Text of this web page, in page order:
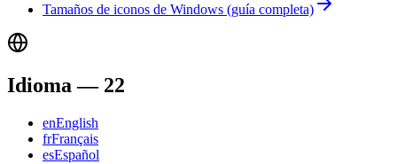
Tamaños de iconos de Windows (guía completa)
Idioma— 22
enEnglish
frFrançais
esEspañol